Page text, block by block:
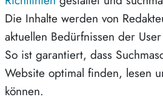
Die Inhalte werden von
aktuellen Bedürfnissen der
So ist garantiert, dass
Website optimal finden, lesen
können.